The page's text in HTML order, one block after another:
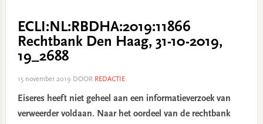
ECLI:NL:RBDHA:2019:11866
Rechtbank Den Haag, 31-10-2019,
19_2688
15 november 2019 DOOR REDACTIE
Eiseres heeft niet geheel aan een informatieverzoek van
verweerder voldaan. Naar het oordeel van de rechtbank